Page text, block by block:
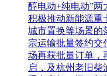
醇电动+纯电动”两
积极推动新能源重
城市置换等场景的
宗运输批量签约交
场再获批量订单，
启，及杭州老旧